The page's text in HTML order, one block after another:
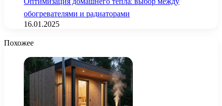
обогревателями и радиаторами
16.01.2025
Похожее